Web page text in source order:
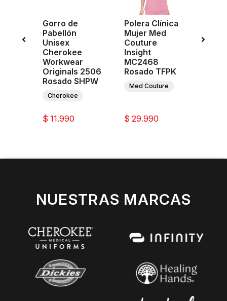
Gorro de
Pabellón
Unisex
Cherokee
Workwear
Originals 2506
Rosado SHPW
Cherokee
$ 11.990
Polera Clínica
Mujer Med
Couture
Insight
MC2468
Rosado TFPK
Med Couture
$ 29.990
NUESTRAS MARCAS